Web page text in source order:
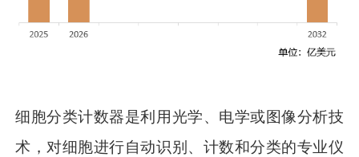
细胞分类计数器是利用光学、电学或图像分析技
术，对细胞进行自动识别、计数和分类的专业仪